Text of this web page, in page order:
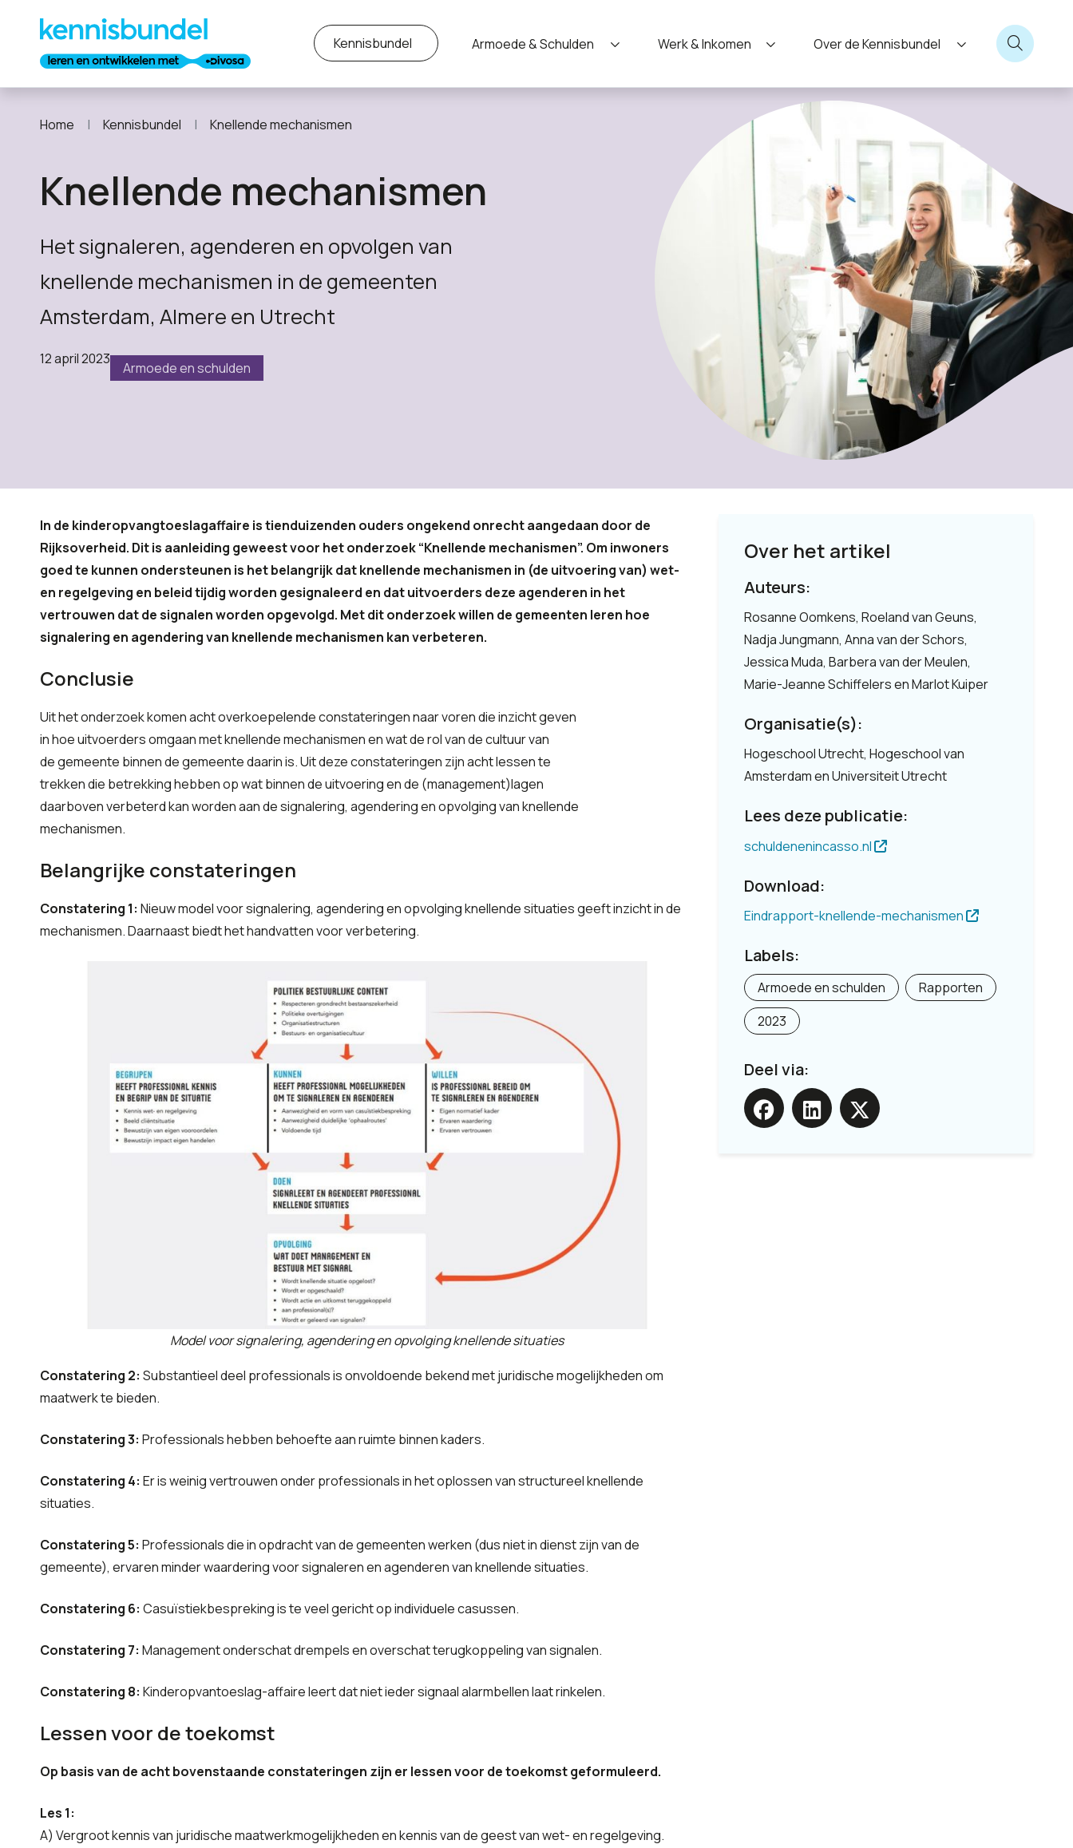
Kennisbundel Armoede & Schulden Werk & Inkomen Over de Kennisbundel
Home Kennisbundel Knellende mechanismen
Knellende mechanismen
Het signaleren, agenderen en opvolgen van
knellende mechanismen in de gemeenten
Amsterdam, Almere en Utrecht
12 april 2023
Armoede en schulden
In de kinderopvangtoeslagaffaire is tienduizenden ouders ongekend onrecht aangedaan door de
Rijksoverheid. Dit is aanleiding geweest voor het onderzoek “Knellende mechanismen”. Om inwoners
goed te kunnen ondersteunen is het belangrijk dat knellende mechanismen in (de uitvoering van) wet-
en regelgeving en beleid tijdig worden gesignaleerd en dat uitvoerders deze agenderen in het
vertrouwen dat de signalen worden opgevolgd. Met dit onderzoek willen de gemeenten leren hoe
signalering en agendering van knellende mechanismen kan verbeteren.
Conclusie
Uit het onderzoek komen acht overkoepelende constateringen naar voren die inzicht geven
in hoe uitvoerders omgaan met knellende mechanismen en wat de rol van de cultuur van
de gemeente binnen de gemeente daarin is. Uit deze constateringen zijn acht lessen te
trekken die betrekking hebben op wat binnen de uitvoering en de (management)lagen
daarboven verbeterd kan worden aan de signalering, agendering en opvolging van knellende
mechanismen.
Belangrijke constateringen
Constatering 1: Nieuw model voor signalering, agendering en opvolging knellende situaties geeft inzicht in de
mechanismen. Daarnaast biedt het handvatten voor verbetering.
Model voor signalering, agendering en opvolging knellende situaties
Constatering 2: Substantieel deel professionals is onvoldoende bekend met juridische mogelijkheden om
maatwerk te bieden.
Constatering 3: Professionals hebben behoefte aan ruimte binnen kaders.
Constatering 4: Er is weinig vertrouwen onder professionals in het oplossen van structureel knellende
situaties.
Constatering 5: Professionals die in opdracht van de gemeenten werken (dus niet in dienst zijn van de
gemeente), ervaren minder waardering voor signaleren en agenderen van knellende situaties.
Constatering 6: Casuïstiekbespreking is te veel gericht op individuele casussen.
Constatering 7: Management onderschat drempels en overschat terugkoppeling van signalen.
Constatering 8: Kinderopvantoeslag-affaire leert dat niet ieder signaal alarmbellen laat rinkelen.
Lessen voor de toekomst
Op basis van de acht bovenstaande constateringen zijn er lessen voor de toekomst geformuleerd.
Les 1:
A) Vergroot kennis van juridische maatwerkmogelijkheden en kennis van de geest van wet- en regelgeving.
Over het artikel
Auteurs:
Rosanne Oomkens, Roeland van Geuns,
Nadja Jungmann, Anna van der Schors,
Jessica Muda, Barbera van der Meulen,
Marie-Jeanne Schiffelers en Marlot Kuiper
Organisatie(s):
Hogeschool Utrecht, Hogeschool van
Amsterdam en Universiteit Utrecht
Lees deze publicatie:
schuldenenincasso.nl
Download:
Eindrapport-knellende-mechanismen
Labels:
Armoede en schulden
Rapporten
2023
Deel via: